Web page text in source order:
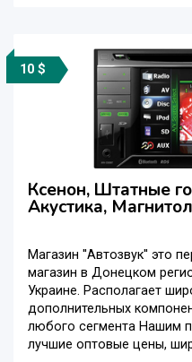
10 $
Ксенон, Штатные
Акустика,
Магазин ''Автозвук'' это
магазин в Донецком
Украине. Располагает
дополнительных
любого сегмента Нашим
лучшие оптовые цены,